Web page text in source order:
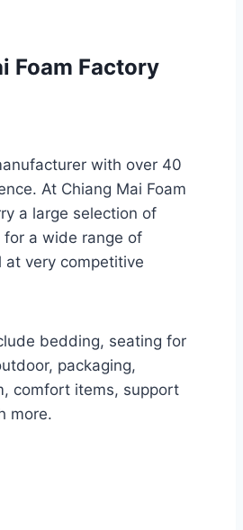
Foam Factory
with over 40
At Chiang Mai Foam
a large selection of
a wide range of
at very competitive
bedding, seating for
packaging,
comfort items, support
more.